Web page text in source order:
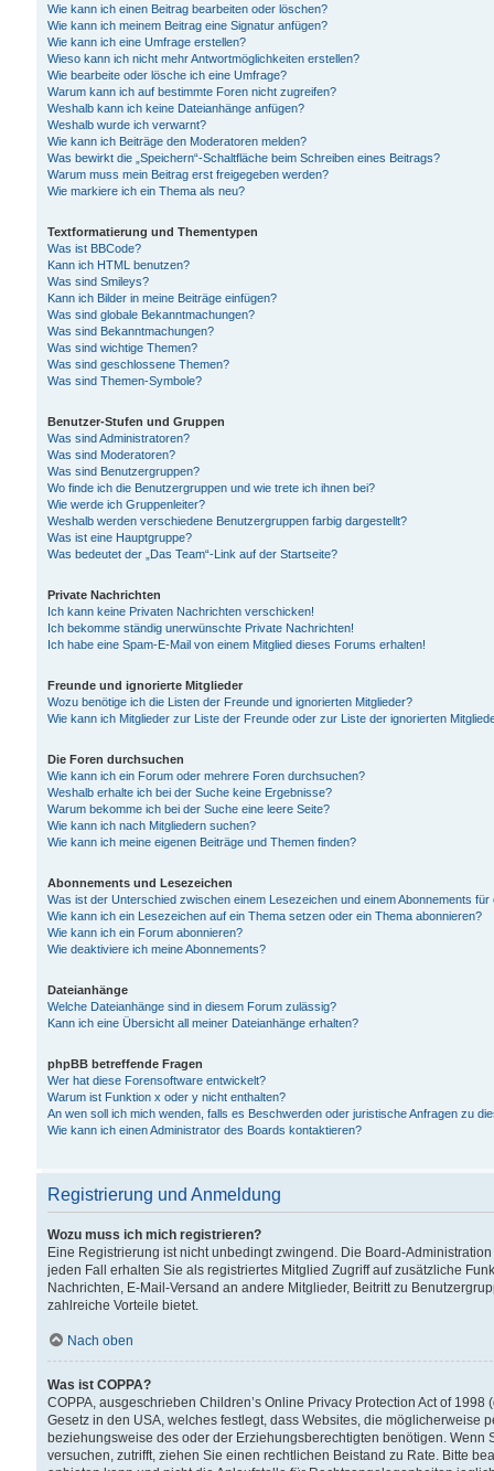
Wie kann ich einen Beitrag bearbeiten oder löschen?
Wie kann ich meinem Beitrag eine Signatur anfügen?
Wie kann ich eine Umfrage erstellen?
Wieso kann ich nicht mehr Antwortmöglichkeiten erstellen?
Wie bearbeite oder lösche ich eine Umfrage?
Warum kann ich auf bestimmte Foren nicht zugreifen?
Weshalb kann ich keine Dateianhänge anfügen?
Weshalb wurde ich verwarnt?
Wie kann ich Beiträge den Moderatoren melden?
Was bewirkt die „Speichern“-Schaltfläche beim Schreiben eines Beitrags?
Warum muss mein Beitrag erst freigegeben werden?
Wie markiere ich ein Thema als neu?
Textformatierung und Thementypen
Was ist BBCode?
Kann ich HTML benutzen?
Was sind Smileys?
Kann ich Bilder in meine Beiträge einfügen?
Was sind globale Bekanntmachungen?
Was sind Bekanntmachungen?
Was sind wichtige Themen?
Was sind geschlossene Themen?
Was sind Themen-Symbole?
Benutzer-Stufen und Gruppen
Was sind Administratoren?
Was sind Moderatoren?
Was sind Benutzergruppen?
Wo finde ich die Benutzergruppen und wie trete ich ihnen bei?
Wie werde ich Gruppenleiter?
Weshalb werden verschiedene Benutzergruppen farbig dargestellt?
Was ist eine Hauptgruppe?
Was bedeutet der „Das Team“-Link auf der Startseite?
Private Nachrichten
Ich kann keine Privaten Nachrichten verschicken!
Ich bekomme ständig unerwünschte Private Nachrichten!
Ich habe eine Spam-E-Mail von einem Mitglied dieses Forums erhalten!
Freunde und ignorierte Mitglieder
Wozu benötige ich die Listen der Freunde und ignorierten Mitglieder?
Wie kann ich Mitglieder zur Liste der Freunde oder zur Liste der ignorierten
Die Foren durchsuchen
Wie kann ich ein Forum oder mehrere Foren durchsuchen?
Weshalb erhalte ich bei der Suche keine Ergebnisse?
Warum bekomme ich bei der Suche eine leere Seite?
Wie kann ich nach Mitgliedern suchen?
Wie kann ich meine eigenen Beiträge und Themen finden?
Abonnements und Lesezeichen
Was ist der Unterschied zwischen einem Lesezeichen und einem Abonnements
Wie kann ich ein Lesezeichen auf ein Thema setzen oder ein Thema abonnieren?
Wie kann ich ein Forum abonnieren?
Wie deaktiviere ich meine Abonnements?
Dateianhänge
Welche Dateianhänge sind in diesem Forum zulässig?
Kann ich eine Übersicht all meiner Dateianhänge erhalten?
phpBB betreffende Fragen
Wer hat diese Forensoftware entwickelt?
Warum ist Funktion x oder y nicht enthalten?
An wen soll ich mich wenden, falls es Beschwerden oder juristische Anfragen zu
Wie kann ich einen Administrator des Boards kontaktieren?
Registrierung und Anmeldung
Wozu muss ich mich registrieren?
Eine Registrierung ist nicht unbedingt zwingend. Die Board-
jeden Fall erhalten Sie als registriertes Mitglied Zugriff auf zusätzliche
Nachrichten, E-Mail-Versand an andere Mitglieder, Beitritt zu
zahlreiche Vorteile bietet.
Nach oben
Was ist COPPA?
COPPA, ausgeschrieben Children’s Online Privacy Protection Act of
Gesetz in den USA, welches festlegt, dass Websites, die
beziehungsweise des oder der Erziehungsberechtigten benötigen.
versuchen, zutrifft, ziehen Sie einen rechtlichen Beistand zu Rate. Bitte